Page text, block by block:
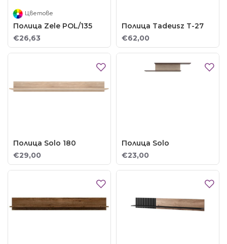
Цветове
Полица Zele POL/135
€26,63
Полица Tadeusz T-27
€62,00
Полица Solo 180
€29,00
Полица Solo
€23,00